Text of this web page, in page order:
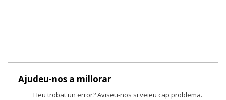
Ajudeu-nos a millorar
Heu trobat un error? Aviseu-nos si veieu cap problema.